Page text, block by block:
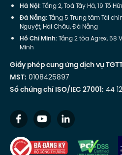
Hà Nội: Tầng 2, Toà Tây Hà, 19 Tố
Đà Nẵng: Tầng 5 Trung tâm Tài
Nguyệt, Hải Châu, Đà Nẵng
Hồ Chí Minh: Tầng 2 tòa Agrex, 58
Minh
Giấy phép cung ứng dịch vụ
MST: 0108425897
Số chứng chỉ ISO/IEC 27001: 44